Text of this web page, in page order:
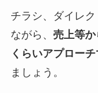
チラシ、ダイレ
ながら、 売上等
くらいアプロー
ましょう。